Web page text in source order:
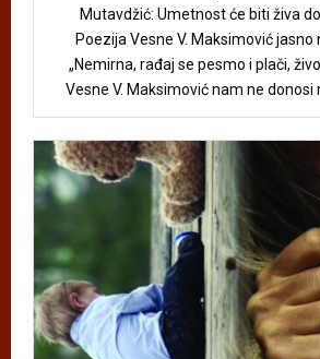
Mutavdžić: Umetnost će biti živa
Poezija Vesne V. Maksimović jasno
„Nemirna, rađaj se pesmo i plači,
Vesne V. Maksimović nam ne donosi